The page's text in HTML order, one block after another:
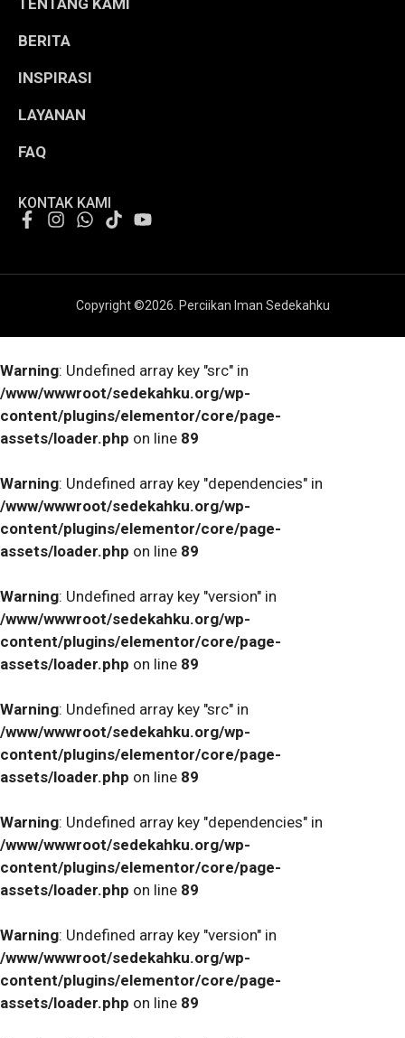
TENTANG KAMI
BERITA
INSPIRASI
LAYANAN
FAQ
KONTAK KAMI
Copyright ©2026. Perciikan Iman Sedekahku
Warning: Undefined array key "src" in
/www/wwwroot/sedekahku.org/wp-
content/plugins/elementor/core/page-
assets/loader.php on line 89
Warning: Undefined array key "dependencies" in
/www/wwwroot/sedekahku.org/wp-
content/plugins/elementor/core/page-
assets/loader.php on line 89
Warning: Undefined array key "version" in
/www/wwwroot/sedekahku.org/wp-
content/plugins/elementor/core/page-
assets/loader.php on line 89
Warning: Undefined array key "src" in
/www/wwwroot/sedekahku.org/wp-
content/plugins/elementor/core/page-
assets/loader.php on line 89
Warning: Undefined array key "dependencies" in
/www/wwwroot/sedekahku.org/wp-
content/plugins/elementor/core/page-
assets/loader.php on line 89
Warning: Undefined array key "version" in
/www/wwwroot/sedekahku.org/wp-
content/plugins/elementor/core/page-
assets/loader.php on line 89